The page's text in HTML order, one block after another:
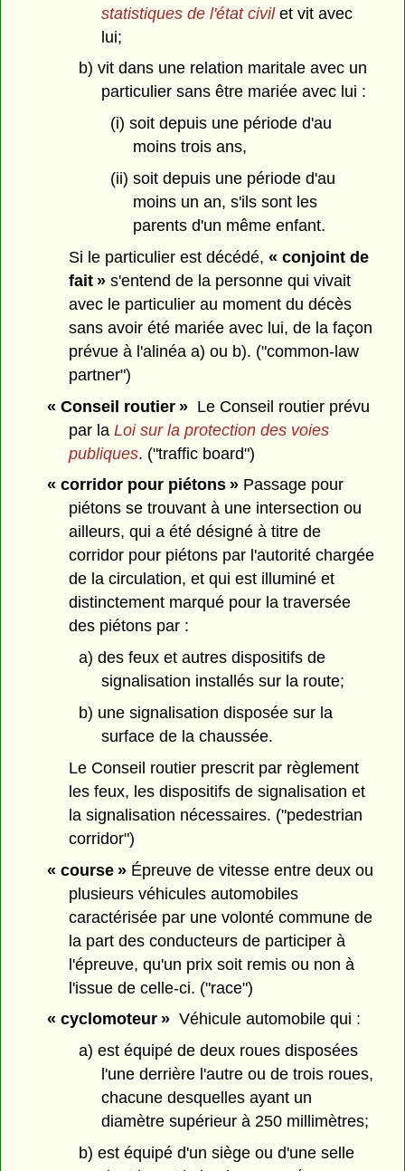
statistiques de l'état civilet vit avec
lui;
b) vit dans une relation maritale avec un
particulier sans être mariée avec lui :
(i) soit depuis une période d'au
moins trois ans,
(ii) soit depuis une période d'au
moins un an, s'ils sont les
parents d'un même enfant.
Si le particulier est décédé,« conjoint de
fait » s'entend de la personne qui vivait
avec le particulier au moment du décès
sans avoir été mariée avec lui, de la façon
prévue à l'alinéa a) ou b). ("common-law
partner")
« Conseil routier »Le Conseil routier prévu
par laLoi sur la protection des voies
publiques. ("traffic board")
« corridor pour piétons »Passage pour
piétons se trouvant à une intersection ou
ailleurs, qui a été désigné à titre de
corridor pour piétons par l'autorité chargée
de la circulation, et qui est illuminé et
distinctement marqué pour la traversée
des piétons par :
a) des feux et autres dispositifs de
signalisation installés sur la route;
b) une signalisation disposée sur la
surface de la chaussée.
Le Conseil routier prescrit par règlement
les feux, les dispositifs de signalisation et
la signalisation nécessaires. ("pedestrian
corridor")
« course » Épreuve de vitesse entre deux ou
plusieurs véhicules automobiles
caractérisée par une volonté commune de
la part des conducteurs de participer à
l'épreuve, qu'un prix soit remis ou non à
l'issue de celle-ci. ("race")
« cyclomoteur »Véhicule automobile qui :
a) est équipé de deux roues disposées
l'une derrière l'autre ou de trois roues,
chacune desquelles ayant un
diamètre supérieur à 250 millimètres;
b) est équipé d'un siège ou d'une selle